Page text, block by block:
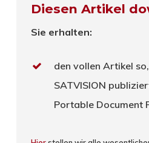
Diesen Artikel
Sie erhalten:
den vollen Artikel
SATVISION
Portable Document